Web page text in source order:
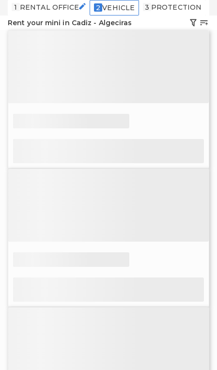
1 RENTAL OFFICE 2 VEHICLE 3 PROTECTION
Rent your mini in Cadiz - Algeciras